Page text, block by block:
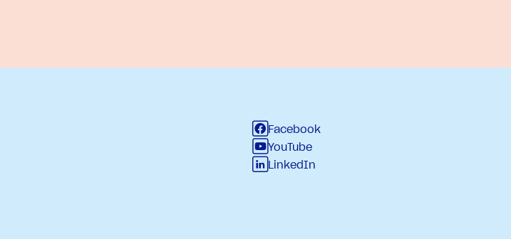
Facebook
YouTube
LinkedIn